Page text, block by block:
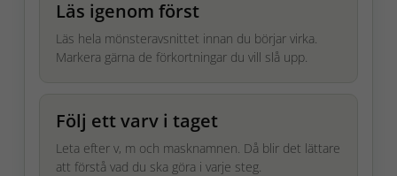
Läs igenom först
Läs hela mönsteravsnittet innan du börjar virka.
Markera gärna de förkortningar du vill slå upp.
Följ ett varv i taget
Leta efter v, m och masknamnen. Då blir det lättare
att förstå vad du ska göra i varje steg.